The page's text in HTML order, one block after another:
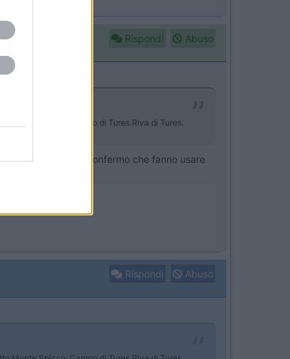
Rispondi Abuso
Monte Spicco. Campo di Tures.Riva di Tures.
Camping Antholz confermo che fanno usare
Rispondi Abuso